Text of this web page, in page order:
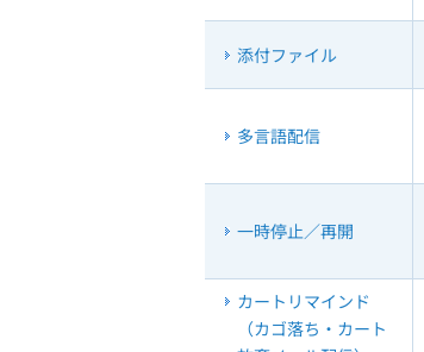
添付ファイル
多言語配信
一時停止／再開
カートリマインド
（カゴ落ち・カート